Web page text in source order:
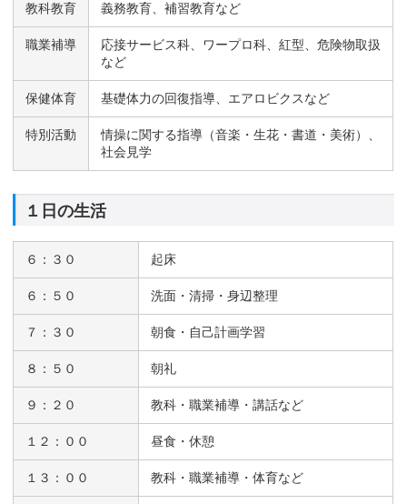
教科教育 義務教育、補習教育など
職業補導
応接サービス科、ワープロ科、紅型、危険物取扱
など
保健体育 基礎体力の回復指導、エアロビクスなど
特別活動
情操に関する指導（音楽・生花・書道・美術）、
社会見学
１日の生活
６：３０ 起床
６：５０ 洗面・清掃・身辺整理
７：３０ 朝食・自己計画学習
８：５０ 朝礼
９：２０ 教科・職業補導・講話など
１２：００ 昼食・休憩
１３：００ 教科・職業補導・体育など